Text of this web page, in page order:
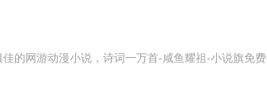
的网游动漫小说，诗词一万首-咸鱼耀祖-小说旗免